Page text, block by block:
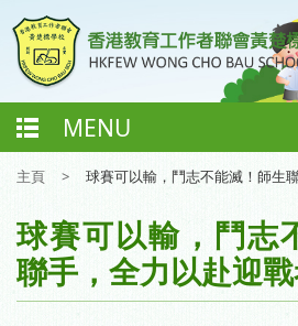
MENU
主頁 > 球賽可以輸，鬥志不能滅！師生
球賽可以輸，鬥志
聯手，全力以赴迎戰